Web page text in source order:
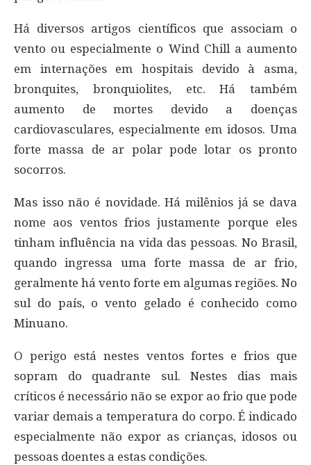
Há diversos artigos científicos que associam o
vento ou especialmente o Wind Chill a aumento
em internações em hospitais devido à asma,
bronquites, bronquiolites, etc. Há também
aumento de mortes devido a doenças
cardiovasculares, especialmente em idosos. Uma
forte massa de ar polar pode lotar os pronto
socorros.
Mas isso não é novidade. Há milênios já se dava
nome aos ventos frios justamente porque eles
tinham influência na vida das pessoas. No Brasil,
quando ingressa uma forte massa de ar frio,
geralmente há vento forte em algumas regiões. No
sul do país, o vento gelado é conhecido como
Minuano.
O perigo está nestes ventos fortes e frios que
sopram do quadrante sul. Nestes dias mais
críticos é necessário não se expor ao frio que pode
variar demais a temperatura do corpo. É indicado
especialmente não expor as crianças, idosos ou
pessoas doentes a estas condições.